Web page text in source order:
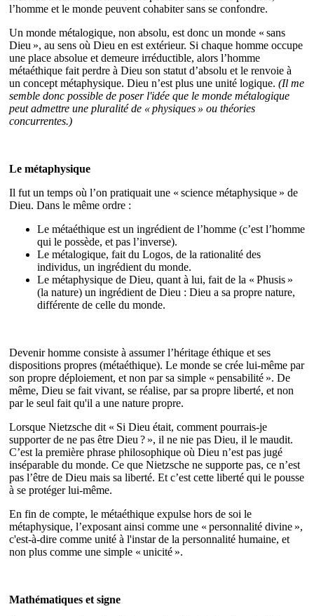
l’homme et le monde peuvent cohabiter sans se confondre.
Un monde métalogique, non absolu, est donc un monde « sans
Dieu », au sens où Dieu en est extérieur. Si chaque homme occupe
une place absolue et demeure irréductible, alors l’homme
métaéthique fait perdre à Dieu son statut d’absolu et le renvoie à
un concept métaphysique. Dieu n’est plus une unité logique. (Il me
semble donc possible de poser l'idée que le monde métalogique
peut admettre une pluralité de « physiques » ou théories
concurrentes.)
Le métaphysique
Il fut un temps où l’on pratiquait une « science métaphysique » de
Dieu. Dans le même ordre :
Le métaéthique est un ingrédient de l’homme (c’est l’homme
qui le possède, et pas l’inverse).
Le métalogique, fait du Logos, de la rationalité des
individus, un ingrédient du monde.
Le métaphysique de Dieu, quant à lui, fait de la « Phusis »
(la nature) un ingrédient de Dieu : Dieu a sa propre nature,
différente de celle du monde.
Devenir homme consiste à assumer l’héritage éthique et ses
dispositions propres (métaéthique). Le monde se crée lui‐même par
son propre déploiement, et non par sa simple « pensabilité ». De
même, Dieu se fait vivant, se réalise, par sa propre liberté, et non
par le seul fait qu'il a une nature propre.
Lorsque Nietzsche dit « Si Dieu était, comment pourrais‐je
supporter de ne pas être Dieu ? », il ne nie pas Dieu, il le maudit.
C’est la première phrase philosophique où Dieu n’est pas jugé
inséparable du monde. Ce que Nietzsche ne supporte pas, ce n’est
pas l’être de Dieu mais sa liberté. Et c’est cette liberté qui le pousse
à se protéger lui‐même.
En fin de compte, le métaéthique expulse hors de soi le
métaphysique, l’exposant ainsi comme une « personnalité divine »,
c'est-à-dire comme unité à l'instar de la personnalité humaine, et
non plus comme une simple « unicité ».
Mathématiques et signe